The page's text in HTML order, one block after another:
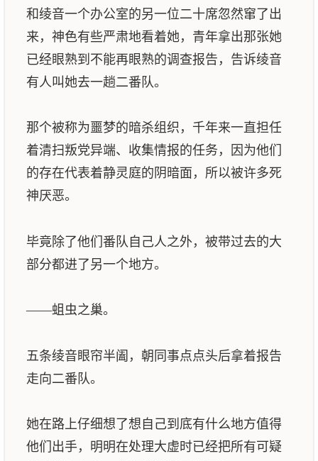
和绫音一个办公室的另一位二十席忽然窜了出
来，神色有些严肃地看着她，青年拿出那张她
已经眼熟到不能再眼熟的调查报告，告诉绫音
有人叫她去一趟二番队。
那个被称为噩梦的暗杀组织，千年来一直担任
着清扫叛党异端、收集情报的任务，因为他们
的存在代表着静灵庭的阴暗面，所以被许多死
神厌恶。
毕竟除了他们番队自己人之外，被带过去的大
部分都进了另一个地方。
——蛆虫之巢。
五条绫音眼帘半阖，朝同事点点头后拿着报告
走向二番队。
她在路上仔细想了想自己到底有什么地方值得
他们出手，明明在处理大虚时已经把所有可疑